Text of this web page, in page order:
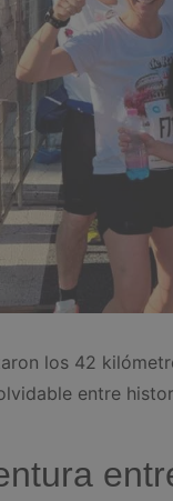
los 42
entre